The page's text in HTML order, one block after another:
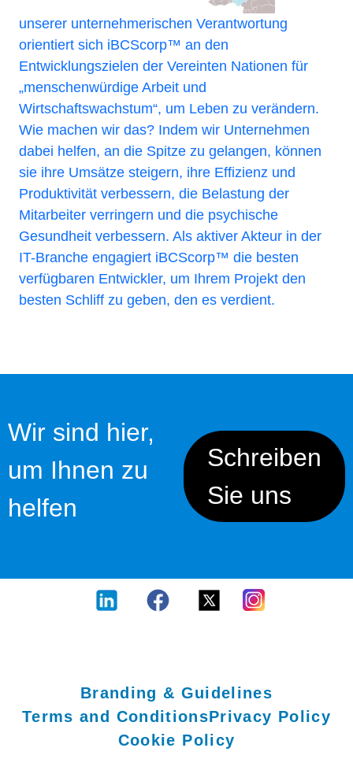
unserer unternehmerischen Verantwortung
orientiert sich iBCScorp™ an den
Entwicklungszielen der Vereinten Nationen für
„menschenwürdige Arbeit und
Wirtschaftswachstum“, um Leben zu verändern.
Wie machen wir das? Indem wir Unternehmen
dabei helfen, an die Spitze zu gelangen, können
sie ihre Umsätze steigern, ihre Effizienz und
Produktivität verbessern, die Belastung der
Mitarbeiter verringern und die psychische
Gesundheit verbessern. Als aktiver Akteur in der
IT-Branche engagiert iBCScorp™ die besten
verfügbaren Entwickler, um Ihrem Projekt den
besten Schliff zu geben, den es verdient.
Wir sind hier,
um Ihnen zu
helfen
Schreiben
Sie uns
Branding & Guidelines
Terms and ConditionsPrivacy Policy
Cookie Policy